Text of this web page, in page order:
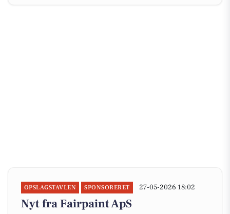
OPSLAGSTAVLEN SPONSORERET 27-05-2026 18:02
Nyt fra Fairpaint ApS